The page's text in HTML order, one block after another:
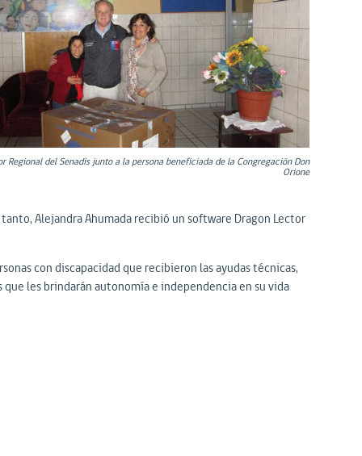
Regional del Senadis junto a la persona beneficiada de la Congregación Don
Orione
Alejandra Ahumada recibió un software Dragon Lector
con discapacidad que recibieron las ayudas técnicas,
les brindarán autonomía e independencia en su vida